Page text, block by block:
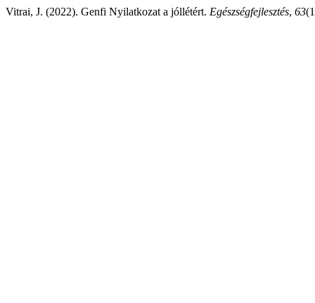
Vitrai, J. (2022). Genfi Nyilatkozat a jóllétért. Egészségfejlesztés, 63